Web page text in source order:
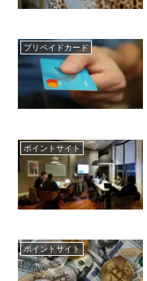
プリペイドカード
ポイントサイト
ポイントサイト